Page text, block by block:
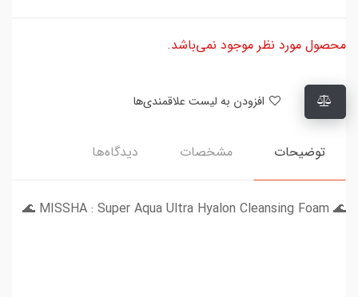
محصول مورد نظر موجود نمی‌باشد.
توضیحات مشخصات دیدگاه‌ها
🌊 MISSHA : Super Aqua Ultra Hyalon Cleansing Foam 🌊